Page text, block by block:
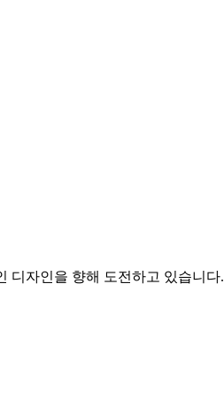
디자인을 향해 도전하고 있습니다.